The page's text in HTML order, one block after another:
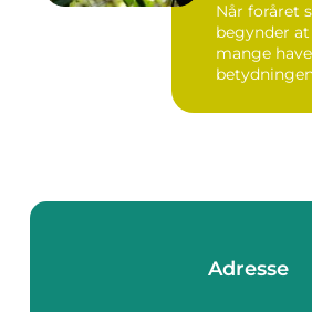
Når foråret
begynder
mange
Adresse